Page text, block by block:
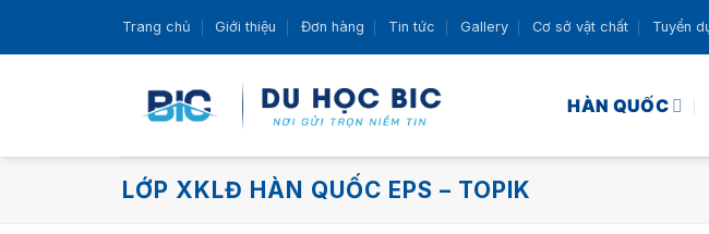
Trang chủ Giới thiệu Đơn hàng Tin tức Gallery Cơ sở vật chất Tuyển
HÀN QUỐC
LỚP XKLĐ HÀN QUỐC EPS – TOPIK